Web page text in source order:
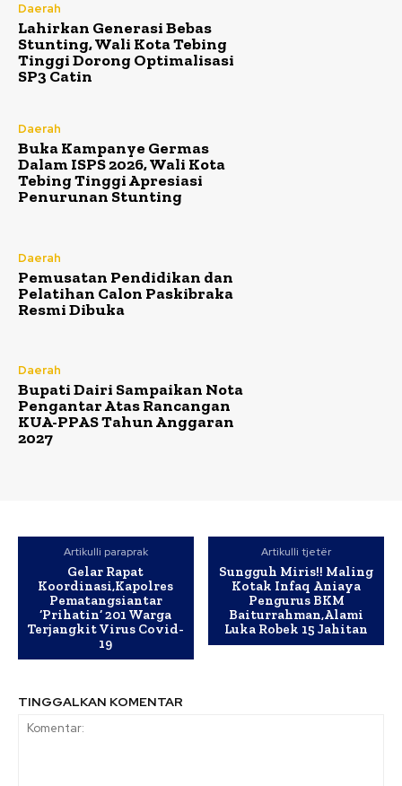
Daerah
Lahirkan Generasi Bebas
Stunting, Wali Kota Tebing
Tinggi Dorong Optimalisasi
SP3 Catin
Daerah
Buka Kampanye Germas
Dalam ISPS 2026, Wali Kota
Tebing Tinggi Apresiasi
Penurunan Stunting
Daerah
Pemusatan Pendidikan dan
Pelatihan Calon Paskibraka
Resmi Dibuka
Daerah
Bupati Dairi Sampaikan Nota
Pengantar Atas Rancangan
KUA-PPAS Tahun Anggaran
2027
Artikulli paraprak
Gelar Rapat
Koordinasi,Kapolres
Pematangsiantar
‘Prihatin’ 201 Warga
Terjangkit Virus Covid-
19
Artikulli tjetër
Sungguh Miris!! Maling
Kotak Infaq Aniaya
Pengurus BKM
Baiturrahman,Alami
Luka Robek 15 Jahitan
TINGGALKAN KOMENTAR